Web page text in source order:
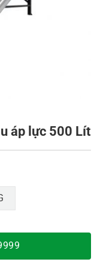
áp lực 500 Lít
₫.
lượng